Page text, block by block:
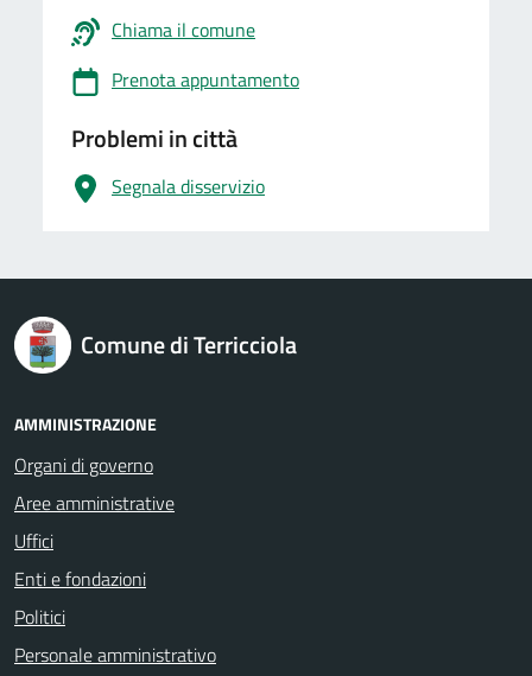
Chiama il comune
Prenota appuntamento
Problemi in città
Segnala disservizio
logo Unione Europea
Comune di Terricciola
AMMINISTRAZIONE
Organi di governo
Aree amministrative
Uffici
Enti e fondazioni
Politici
Personale amministrativo